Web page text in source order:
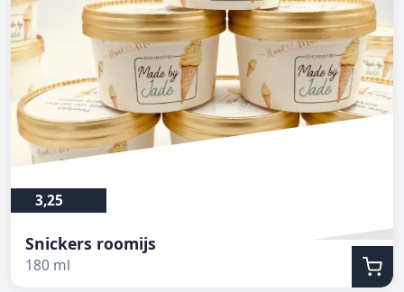
3,25
Snickers roomijs
180 ml